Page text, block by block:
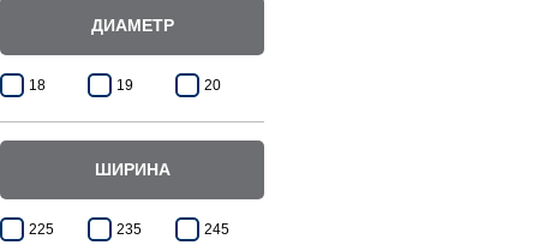
ДИАМЕТР
18 19 20
ШИРИНА
225 235 245